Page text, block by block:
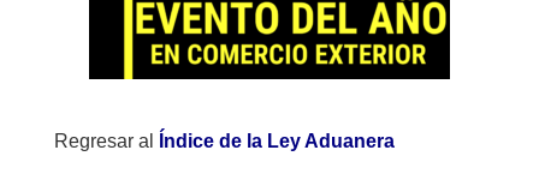
Regresar al Índice de la Ley Aduanera